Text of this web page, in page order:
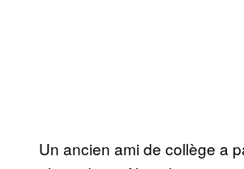
Un ancien ami de collège a